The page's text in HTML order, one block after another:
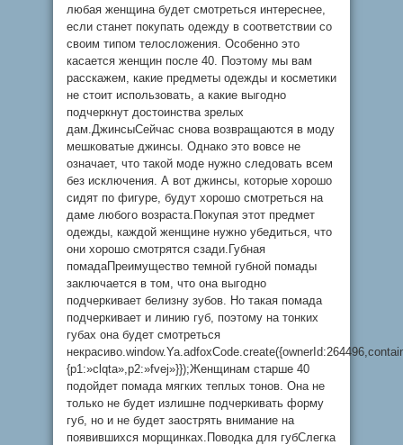
любая женщина будет смотреться интереснее,
если станет покупать одежду в соответствии со
своим типом телосложения. Особенно это
касается женщин после 40. Поэтому мы вам
расскажем, какие предметы одежды и косметики
не стоит использовать, а какие выгодно
подчеркнут достоинства зрелых
дам.ДжинсыСейчас снова возвращаются в моду
мешковатые джинсы. Однако это вовсе не
означает, что такой моде нужно следовать всем
без исключения. А вот джинсы, которые хорошо
сидят по фигуре, будут хорошо смотреться на
даме любого возраста.Покупая этот предмет
одежды, каждой женщине нужно убедиться, что
они хорошо смотрятся сзади.Губная
помадаПреимущество темной губной помады
заключается в том, что она выгодно
подчеркивает белизну зубов. Но такая помада
подчеркивает и линию губ, поэтому на тонких
губах она будет смотреться
{p1:»clqta»,p2:»fvej»}});Женщинам старше 40
подойдет помада мягких теплых тонов. Она не
только не будет излишне подчеркивать форму
губ, но и не будет заострять внимание на
появившихся морщинках.Поводка для губСлегка